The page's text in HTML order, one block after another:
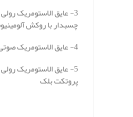
3- عایق الاستومریک
چسبدار با روکش
4- عایق الاستومریک صوتی ساده
5- عایق الاستومریک
پروتکت بلک